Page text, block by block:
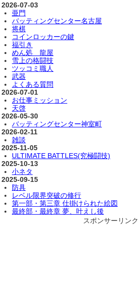
2026-07-03
亜門
バッティングセンター名古屋
将棋
コインロッカーの鍵
福引き
めん処 龍屋
雪上の格闘技
ツッコミ職人
武器
よくある質問
2026-07-01
お仕事ミッション
天啓
2026-05-30
バッティングセンター神室町
2026-02-11
雑談
2025-11-05
ULTIMATE BATTLES(究極闘技)
2025-10-13
小ネタ
2025-09-15
防具
レベル限界突破の修行
第一部・第三章 仕掛けられた絵図
最終部・最終章 夢、叶えし後
スポンサーリンク